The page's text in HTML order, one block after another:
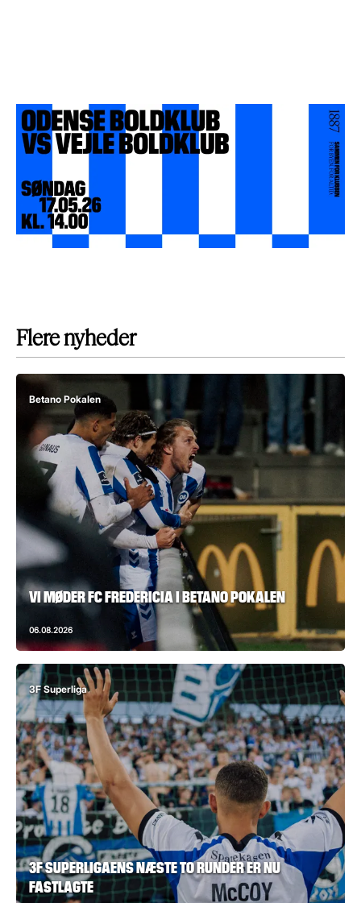
Flere nyheder
Betano Pokalen
VI MØDER FC FREDERICIA I BETANO POKALEN
06.08.2026
3F Superliga
3F SUPERLIGAENS NÆSTE TO RUNDER ER NU
FASTLAGTE